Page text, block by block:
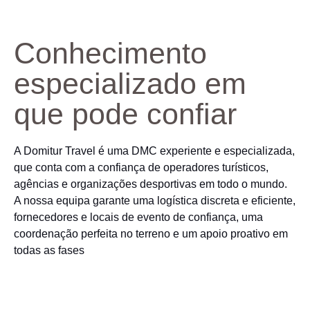
Conhecimento
especializado em
que pode confiar
A Domitur Travel é uma DMC experiente e especializada,
que conta com a confiança de operadores turísticos,
agências e organizações desportivas em todo o mundo.
A nossa equipa garante uma logística discreta e eficiente,
fornecedores e locais de evento de confiança, uma
coordenação perfeita no terreno e um apoio proativo em
todas as fases